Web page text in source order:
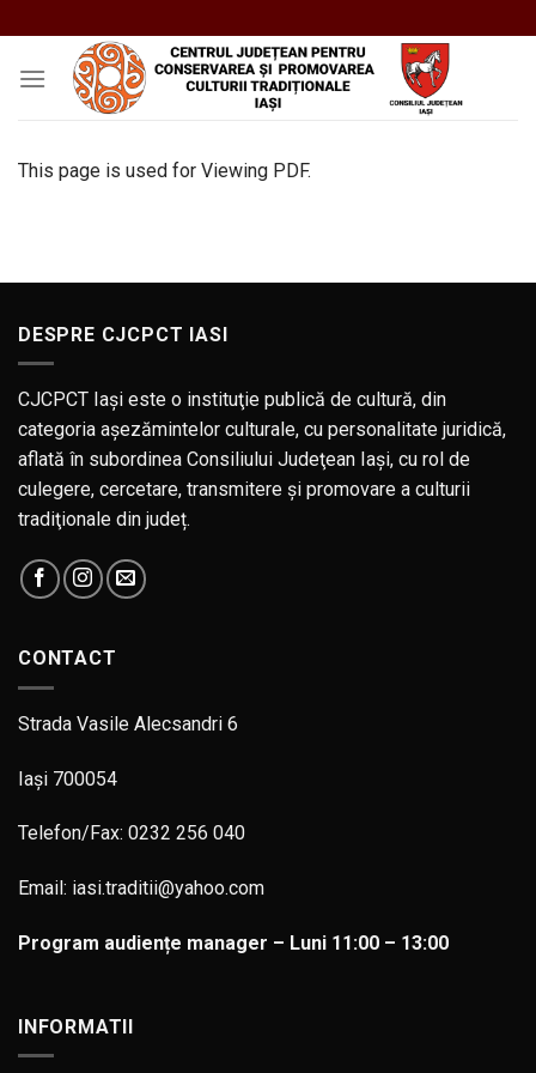
to
content
This page is used for Viewing PDF.
DESPRE CJCPCT IASI
CJCPCT Iaşi este o instituţie publică de cultură, din
categoria aşezămintelor culturale, cu personalitate juridică,
aflată în subordinea Consiliului Judeţean Iaşi, cu rol de
culegere, cercetare, transmitere şi promovare a culturii
tradiţionale din județ.
CONTACT
Strada Vasile Alecsandri 6
Iași 700054
Telefon/Fax: 0232 256 040
Email: iasi.traditii@yahoo.com
Program audiențe manager – Luni 11:00 – 13:00
INFORMATII